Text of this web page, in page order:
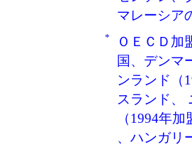
マレーシア
*
ＯＥＣＤ加
国、デンマ
ンランド（
スランド、
（1994年
、ハンガリ